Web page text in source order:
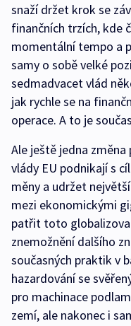
snaží držet krok se
finančních trzích, kde
momentální tempo a
samy o sobě velké
sedmadvacet vlád
jak rychle se na
operace. A to je
Ale ještě jedna
vlády EU podnikají s
měny a udržet
mezi ekonomickými
patřit toto
znemožnění dalšího
současných praktik v
hazardování se
pro machinace
zemí, ale nakonec i